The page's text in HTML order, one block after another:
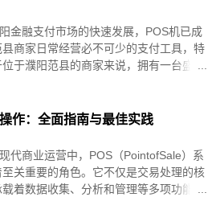
金融支付市场的快速发展，POS机已成
县商家日常经营必不可少的支付工具，特
于濮阳范县的商家来说，拥有一台盛付
盛付通POS机呢？
作：全面指南与最佳实践
代商业运营中，POS（PointofSale）系
关重要的角色。它不仅是交易处理的核
着数据收集、分析和管理等多项功能。